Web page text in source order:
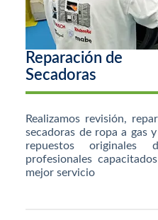
Reparación de
Secadoras
Realizamos revisión,
secadoras de ropa a gas
repuestos
profesionales
mejor servicio